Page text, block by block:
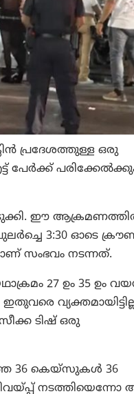
പ്രദേശത്തുള്ള ഒരു
പേർക്ക്
ഈ
3:30 ഓടെ
സംഭവം നടന്നത്.
27 ഉം 35 ഉം
ടിഷ് ഒരു
36 കെയ്സുകൾ 36
നടത്തിയെന്നോ